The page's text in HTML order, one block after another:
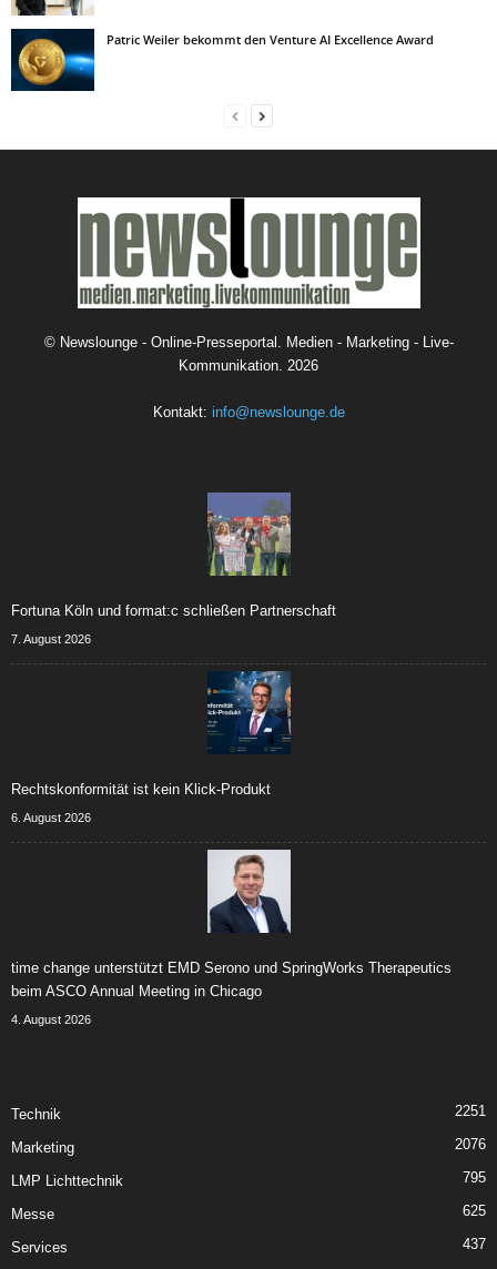
Patric Weiler bekommt den Venture AI Excellence Award
© Newslounge - Online-Presseportal. Medien - Marketing - Live-
Kommunikation. 2026
Kontakt: info@newslounge.de
Fortuna Köln und format:c schließen Partnerschaft
7. August 2026
Rechtskonformität ist kein Klick-Produkt
6. August 2026
time change unterstützt EMD Serono und SpringWorks Therapeutics
beim ASCO Annual Meeting in Chicago
4. August 2026
Technik 2251
Marketing 2076
LMP Lichttechnik 795
Messe 625
Services 437